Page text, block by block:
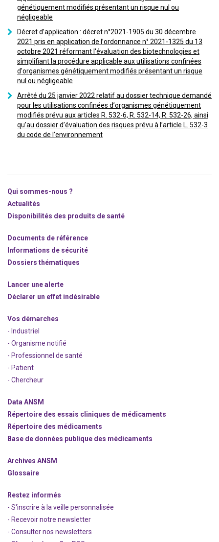
génétiquement modifiés présentant un risque nul ou
négligeable
Décret d’application : décret n°2021-1905 du 30 décembre
2021 pris en application de l’ordonnance n° 2021-1325 du 13
octobre 2021 réformant l'évaluation des biotechnologies et
simplifiant la procédure applicable aux utilisations confinées
d'organismes génétiquement modifiés présentant un risque
nul ou négligeable
Arrêté du 25 janvier 2022 relatif au dossier technique demandé
pour les utilisations confinées d’organismes génétiquement
modifiés prévu aux articles R. 532-6, R. 532-14, R. 532-26, ainsi
qu’au dossier d’évaluation des risques prévu à l’article L. 532-3
du code de l’environnement
Qui sommes-nous ?
Actualités
Disponibilités des produits de santé
Documents de référence
Informations de sécurité
Dossiers thématiques
Lancer une alerte
Déclarer un effet indésirable
Vos démarches
- Industriel
- Organisme notifié
- Professionnel de santé
- Patient
- Chercheur
Data ANSM
Répertoire des essais cliniques de médicaments
Répertoire des médicaments
Base de données publique des médicaments
Archives ANSM
Glossaire
Restez informés
- S'inscrire à la veille personnalisée
- Recevoir notre newsletter
- Consulter nos newsletters